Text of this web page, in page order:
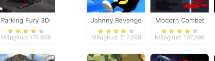
Parking Fury 3D:
Night Thief
Mängitud: 174,668
Johnny Revenge
Mängitud: 212,668
Modern Combat
Defense
Mängitud: 197,696